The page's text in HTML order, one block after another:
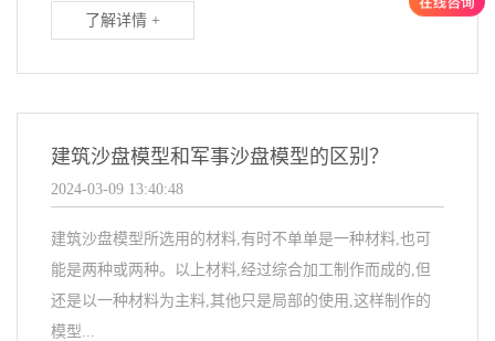
了解详情 +
建筑沙盘模型和军事沙盘模型的区别？
2024-03-09 13:40:48
建筑沙盘模型所选用的材料,有时不单单是一种材料,也可
能是两种或两种。以上材料,经过综合加工制作而成的,但
还是以一种材料为主料,其他只是局部的使用,这样制作的
模型...